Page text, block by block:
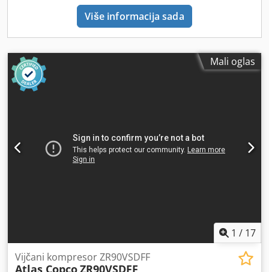
Više informacija sada
Mali oglas
1 / 17
Vijčani kompresor ZR90VSDFF
Atlas CopcoZR90VSDFF